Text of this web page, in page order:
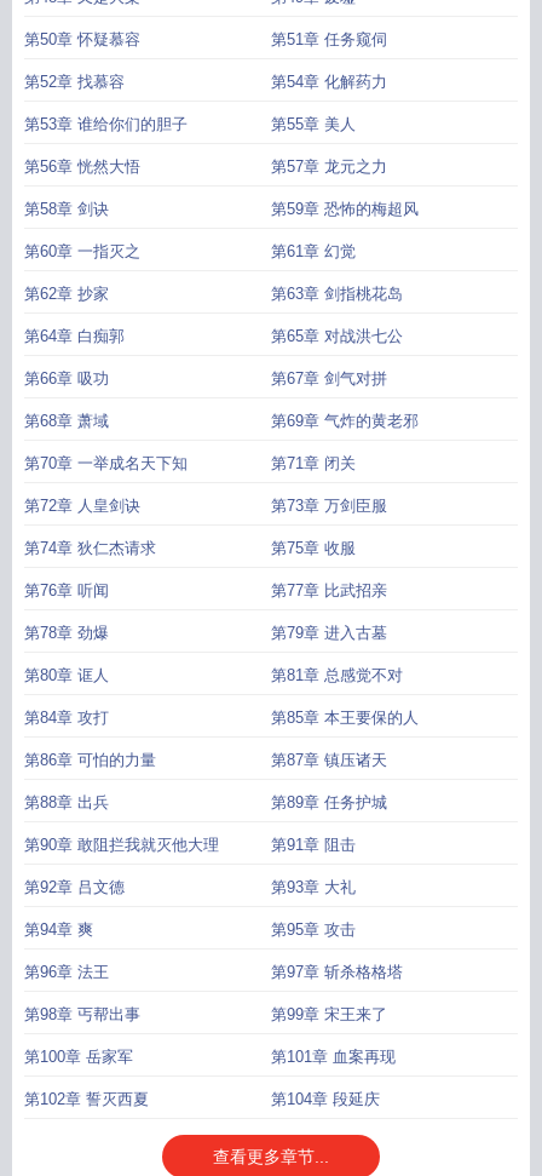
第50章 怀疑慕容 第51章 任务窥伺
第52章 找慕容 第54章 化解药力
第53章 谁给你们的胆子 第55章 美人
第56章 恍然大悟 第57章 龙元之力
第58章 剑诀 第59章 恐怖的梅超风
第60章 一指灭之 第61章 幻觉
第62章 抄家 第63章 剑指桃花岛
第64章 白痴郭 第65章 对战洪七公
第66章 吸功 第67章 剑气对拼
第68章 萧域 第69章 气炸的黄老邪
第70章 一举成名天下知 第71章 闭关
第72章 人皇剑诀 第73章 万剑臣服
第74章 狄仁杰请求 第75章 收服
第76章 听闻 第77章 比武招亲
第78章 劲爆 第79章 进入古墓
第80章 诓人 第81章 总感觉不对
第84章 攻打 第85章 本王要保的人
第86章 可怕的力量 第87章 镇压诸天
第88章 出兵 第89章 任务护城
第90章 敢阻拦我就灭他大理 第91章 阻击
第92章 吕文德 第93章 大礼
第94章 爽 第95章 攻击
第96章 法王 第97章 斩杀格格塔
第98章 丐帮出事 第99章 宋王来了
第100章 岳家军 第101章 血案再现
第102章 誓灭西夏 第104章 段延庆
查看更多章节...